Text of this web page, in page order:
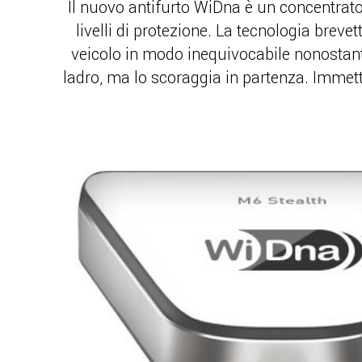
Il nuovo antifurto WiDna è un
livelli di protezione. La tecnologia
veicolo in modo inequivocabile
ladro, ma lo scoraggia in partenza.